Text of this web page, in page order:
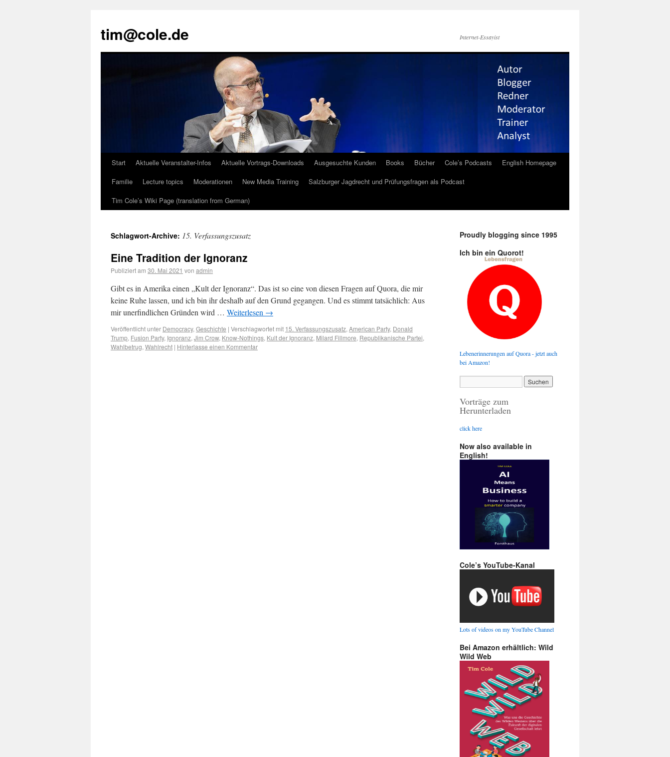
tim@cole.de Internet-Essayist
Start Aktuelle Veranstalter-Infos Aktuelle Vortrags-Downloads Ausgesuchte Kunden Books Bücher Cole’s Podcasts
English Homepage
Familie
Lecture topics Moderationen New Media Training
Salzburger Jagdrecht und Prüfungsfragen als Podcast
Tim Cole’s Wiki Page (translation from German)
Schlagwort-Archive: 15. Verfassungszusatz
Eine Tradition der Ignoranz
Publiziert am 30. Mai 2021 von admin
Gibt es in Amerika einen „Kult der Ignoranz“. Das ist so eine von diesen Fragen auf Quora, die mir
keine Ruhe lassen, und ich bin ihr deshalb auf den Grund gegangen. Und es stimmt tatsächlich: Aus
mir unerfindlichen Gründen wird … Weiterlesen →
Veröffentlicht unter Democracy, Geschichte | Verschlagwortet mit 15. Verfassungszusatz, American Party, Donald
Trump, Fusion Party, Ignoranz, Jim Crow, Know-Nothings, Kult der Ignoranz, Milard Fillmore, Republikanische Partei,
Wahlbetrug, Wahlrecht | Hinterlasse einen Kommentar
Proudly blogging since 1995
Ich bin ein Quorot!
Lebenerinnerungen auf Quora - jetzt auch
bei Amazon!
Vorträge zum
Herunterladen
click here
Now also available in
English!
Cole’s YouTube-Kanal
Lots of videos on my YouTube Channel
Bei Amazon erhältlich: Wild
Wild Web